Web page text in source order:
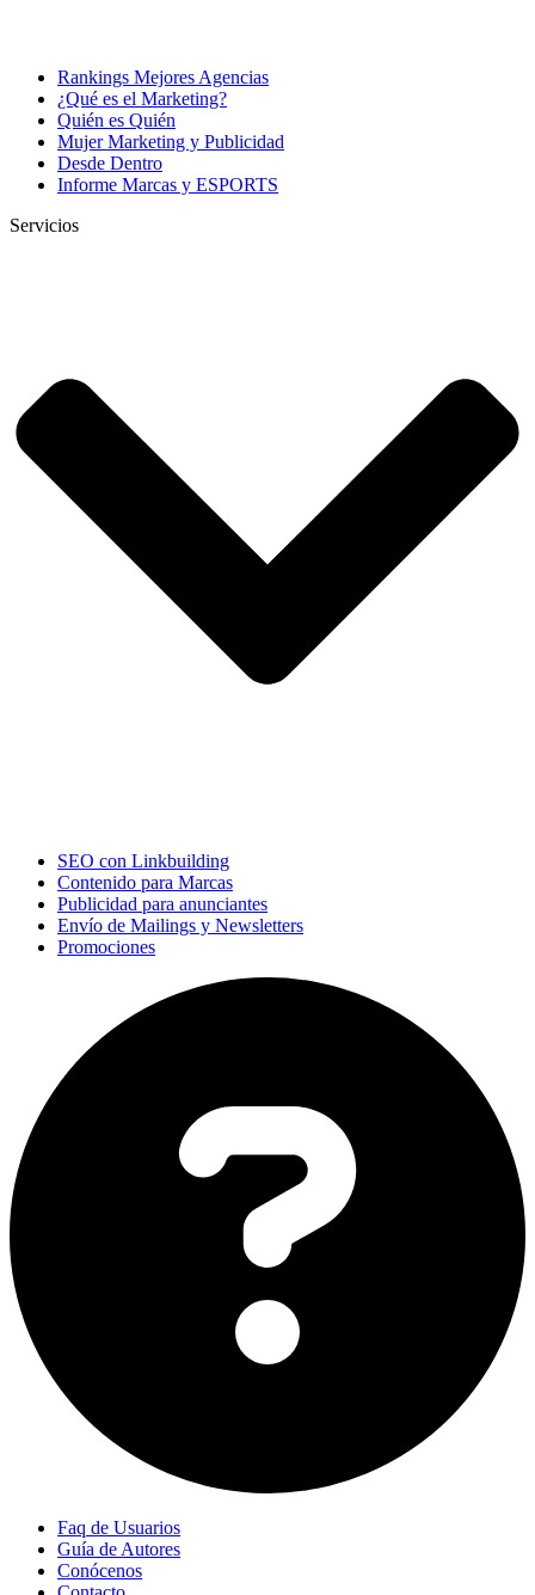
Rankings Mejores Agencias
¿Qué es el Marketing?
Quién es Quién
Mujer Marketing y Publicidad
Desde Dentro
Informe Marcas y ESPORTS
Servicios
SEO con Linkbuilding
Contenido para Marcas
Publicidad para anunciantes
Envío de Mailings y Newsletters
Promociones
Faq de Usuarios
Guía de Autores
Conócenos